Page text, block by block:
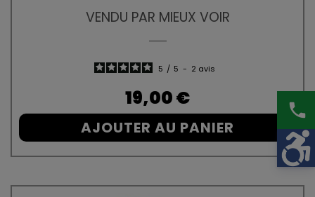
VENDU PAR MIEUX VOIR
5 / 5 - 2 avis
Prix
19,00 €
AJOUTER AU PANIER
phone